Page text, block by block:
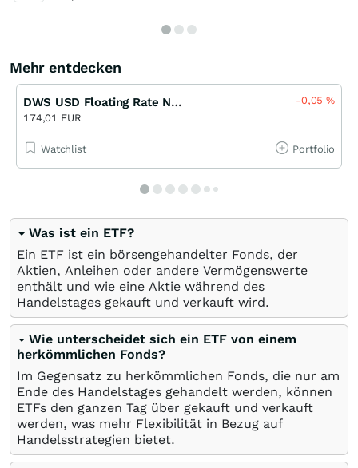
Mehr entdecken
DWS USD Floating Rate Notes FCP USD LD
174,01 EUR
-0,05%
Watchlist Portfolio
Was ist ein ETF?
Ein ETF ist ein börsengehandelter Fonds, der
Aktien, Anleihen oder andere Vermögenswerte
enthält und wie eine Aktie während des
Handelstages gekauft und verkauft wird.
Wie unterscheidet sich ein ETF von einem
herkömmlichen Fonds?
Im Gegensatz zu herkömmlichen Fonds, die nur am
Ende des Handelstages gehandelt werden, können
ETFs den ganzen Tag über gekauft und verkauft
werden, was mehr Flexibilität in Bezug auf
Handelsstrategien bietet.